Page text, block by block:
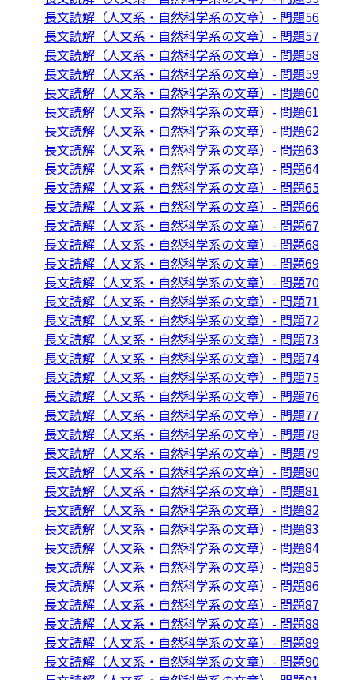
長文読解（人文系・自然科学系の文章）- 問題56
長文読解（人文系・自然科学系の文章）- 問題57
長文読解（人文系・自然科学系の文章）- 問題58
長文読解（人文系・自然科学系の文章）- 問題59
長文読解（人文系・自然科学系の文章）- 問題60
長文読解（人文系・自然科学系の文章）- 問題61
長文読解（人文系・自然科学系の文章）- 問題62
長文読解（人文系・自然科学系の文章）- 問題63
長文読解（人文系・自然科学系の文章）- 問題64
長文読解（人文系・自然科学系の文章）- 問題65
長文読解（人文系・自然科学系の文章）- 問題66
長文読解（人文系・自然科学系の文章）- 問題67
長文読解（人文系・自然科学系の文章）- 問題68
長文読解（人文系・自然科学系の文章）- 問題69
長文読解（人文系・自然科学系の文章）- 問題70
長文読解（人文系・自然科学系の文章）- 問題71
長文読解（人文系・自然科学系の文章）- 問題72
長文読解（人文系・自然科学系の文章）- 問題73
長文読解（人文系・自然科学系の文章）- 問題74
長文読解（人文系・自然科学系の文章）- 問題75
長文読解（人文系・自然科学系の文章）- 問題76
長文読解（人文系・自然科学系の文章）- 問題77
長文読解（人文系・自然科学系の文章）- 問題78
長文読解（人文系・自然科学系の文章）- 問題79
長文読解（人文系・自然科学系の文章）- 問題80
長文読解（人文系・自然科学系の文章）- 問題81
長文読解（人文系・自然科学系の文章）- 問題82
長文読解（人文系・自然科学系の文章）- 問題83
長文読解（人文系・自然科学系の文章）- 問題84
長文読解（人文系・自然科学系の文章）- 問題85
長文読解（人文系・自然科学系の文章）- 問題86
長文読解（人文系・自然科学系の文章）- 問題87
長文読解（人文系・自然科学系の文章）- 問題88
長文読解（人文系・自然科学系の文章）- 問題89
長文読解（人文系・自然科学系の文章）- 問題90